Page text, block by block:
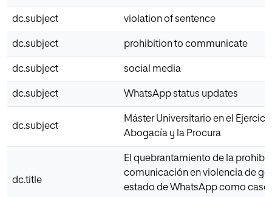
dc.subject violation of sentence
dc.subject prohibition to communicate
dc.subject social media
dc.subject WhatsApp status updates
dc.subject
Máster Universitario en el
Abogacía y la Procura
dc.title
El quebrantamiento de la
comunicación en violencia de
estado de WhatsApp como caso